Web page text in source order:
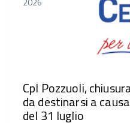
CpI Pozzuoli,
da destinarsi a
del 31 luglio